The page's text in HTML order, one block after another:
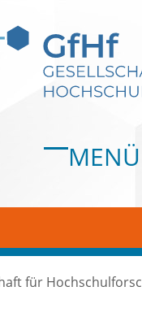
MENÜ
Open
Close
für